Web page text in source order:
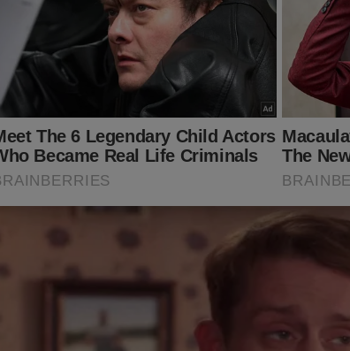
https://realiser.com.br/
O próprio Bolsonaro já conhece os livros: